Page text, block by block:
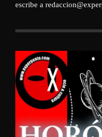
escribe a